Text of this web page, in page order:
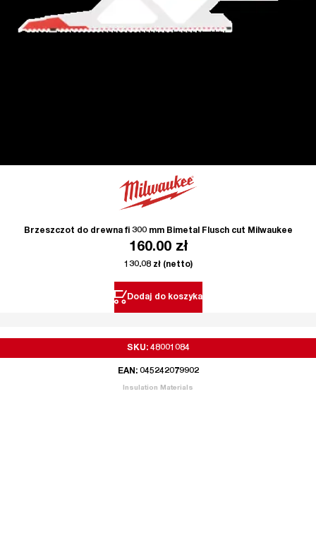
Brzeszczot do drewna fi 300 mm Bimetal Flusch cut Milwaukee
160.00 zł
130.08 zł(netto)
Dodaj do koszyka
SKU: 48001084
EAN: 045242079902
Insulation Materials